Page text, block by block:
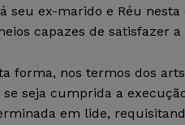
seu ex-marido e Réu
capazes de satisfazer
forma, nos termos dos
se seja cumprida a
em lide,